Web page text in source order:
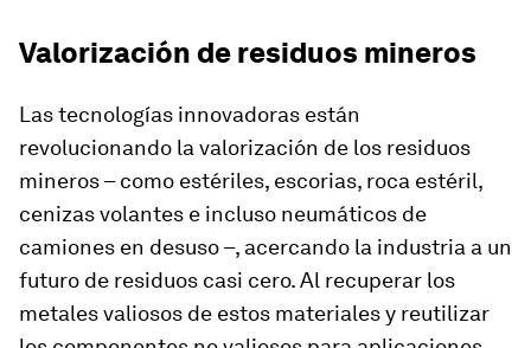
Valorización de residuos mineros
Las tecnologías innovadoras están
revolucionando la valorización de los residuos
mineros – como estériles, escorias, roca estéril,
cenizas volantes e incluso neumáticos de
camiones en desuso –, acercando la industria a un
futuro de residuos casi cero. Al recuperar los
metales valiosos de estos materiales y reutilizar